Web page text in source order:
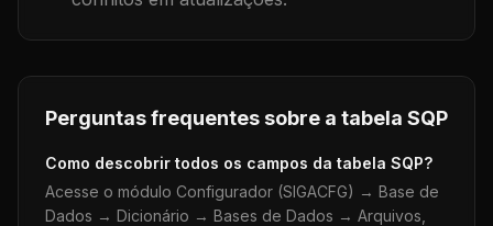
Perguntas frequentes sobre a tabela SQP
Como descobrir todos os campos da tabela SQP?
Acesse o módulo Configurador (SIGACFG) → Base de
Dados → Dicionário → Bases de Dados → Arquivos,